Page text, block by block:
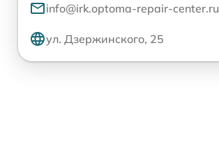
info@irk.optoma-repair-center.ru
ул. Дзержинского, 25